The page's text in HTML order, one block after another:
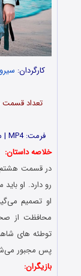
کارگردان:
فرمت: MP4 | محصول کشور ایران | تهیه کننده: منوچهر محمدی
خلاصه داستان:
در قسمت هشتم
رو دارد. او
او تصمیم
محافظت از
توطئه های
پس مجبور
بازیگران: